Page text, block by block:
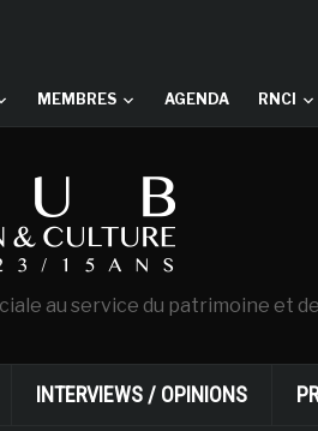
MEMBRES AGENDA RNCI
au service du patrimoine et
INTERVIEWS / OPINIONS